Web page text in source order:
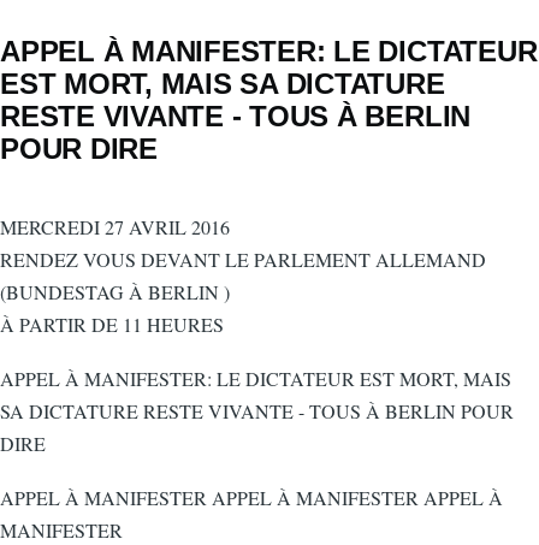
APPEL À MANIFESTER: LE DICTATEUR
EST MORT, MAIS SA DICTATURE
RESTE VIVANTE - TOUS À BERLIN
POUR DIRE
MERCREDI 27 AVRIL 2016
RENDEZ VOUS DEVANT LE PARLEMENT ALLEMAND
(BUNDESTAG À BERLIN )
À PARTIR DE 11 HEURES
APPEL À MANIFESTER: LE DICTATEUR EST MORT, MAIS
SA DICTATURE RESTE VIVANTE - TOUS À BERLIN POUR
DIRE
APPEL À MANIFESTER APPEL À MANIFESTER APPEL À
MANIFESTER